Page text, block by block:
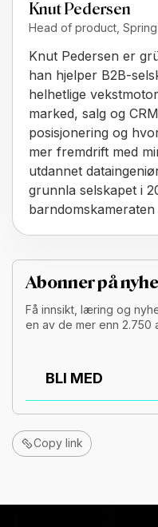
Knut Pedersen
Head of product, Spring
Knut Pedersen er
han hjelper B2B-
helhetlige
marked, salg og
posisjonering og
mer fremdrift med
utdannet
grunnla selskapet i
Abonner på
Få innsikt, læring og
en av de mer enn 2.750
BLI MED
Copy link